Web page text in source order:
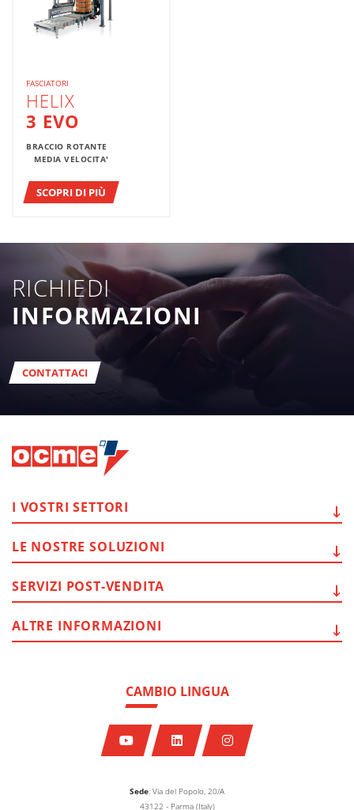
FASCIATORI
HELIX
3 EVO
BRACCIO ROTANTE
MEDIA VELOCITA'
SCOPRI DI PIÙ
RICHIEDI
INFORMAZIONI
CONTATTACI
Sede: Via del Popolo, 20/A
43122 - Parma (Italy)
CAMBIO LINGUA
I VOSTRI SETTORI
LE NOSTRE SOLUZIONI
SERVIZI POST-VENDITA
ALTRE INFORMAZIONI